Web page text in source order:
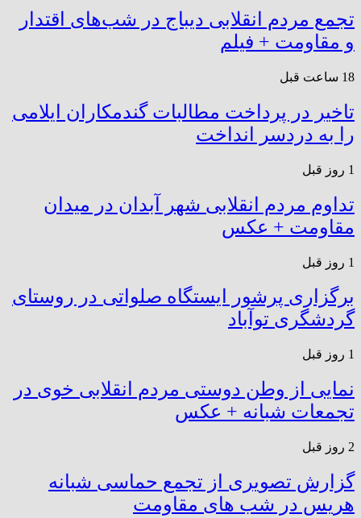
تجمع مردم انقلابی دیباج در شب‌های اقتدار
و مقاومت + فیلم
18 ساعت قبل
تاخیر در پرداخت مطالبات گندمکاران ایلامی
را به دردسر انداخت
1 روز قبل
تداوم مردم انقلابی شهر آبدان در میدان
مقاومت + عکس
1 روز قبل
برگزاری پرشور ایستگاه صلواتی در روستای
گردشگری توآباد
1 روز قبل
نمایی از وطن دوستی مردم انقلابی خوی در
تجمعات شبانه + عکس
2 روز قبل
گزارش تصویری از تجمع حماسی شبانه
هریس در شب های مقاومت